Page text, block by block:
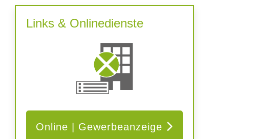
Links & Onlinedienste
Online | Gewerbeanzeige